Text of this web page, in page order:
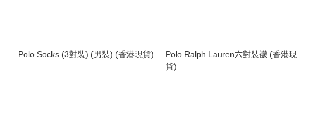
Polo Socks (3對裝) (男裝) (香港現貨)
Polo Ralph Lauren六對裝襪 (香港現
貨)